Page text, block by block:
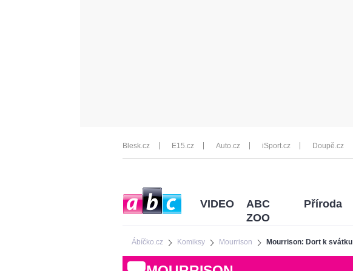
Blesk.cz E15.cz Auto.cz iSport.cz Doupě.cz
Ábíčko.cz Komiksy Mourrison Mourrison: Dort k svátku
VIDEO
ABC
ZOO
Příroda